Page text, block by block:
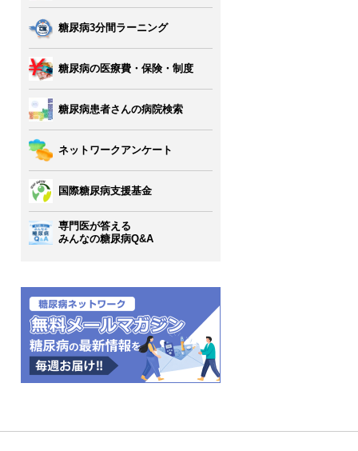
糖尿病3分間ラーニング
糖尿病の医療費・保険・制度
糖尿病患者さんの病院検索
ネットワークアンケート
国際糖尿病支援基金
専門医が答える
みんなの糖尿病Q&A